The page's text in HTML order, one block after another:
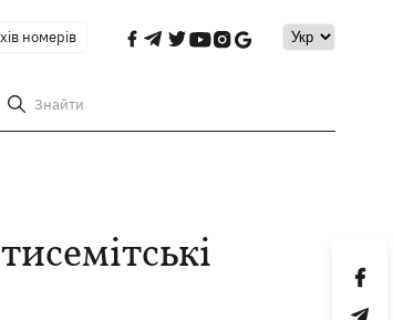
номерів
Знайти